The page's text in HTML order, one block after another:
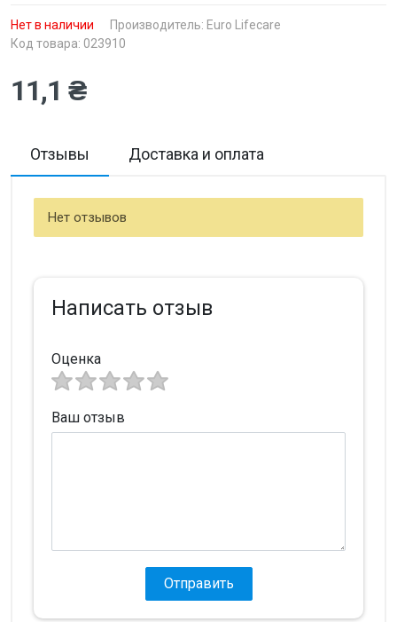
Нет в наличии Производитель: Euro Lifecare
Код товара: 023910
11,1 ₴
Отзывы Доставка и оплата
Нет отзывов
Написать отзыв
Оценка
Ваш отзыв
Отправить